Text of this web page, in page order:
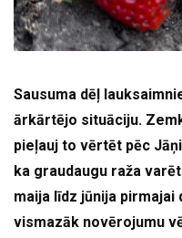
Sausuma dēļ
ārkārtējo situāciju.
pieļauj to vērtēt pēc
ka graudaugu raža
maija līdz jūnija pirmajai
vismazāk novērojumu